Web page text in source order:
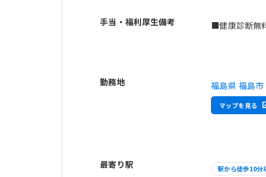
手当・福利厚生備考 ■健康診断無
勤務地 福島県 福島市
マップを見る
最寄り駅 駅から徒歩10分